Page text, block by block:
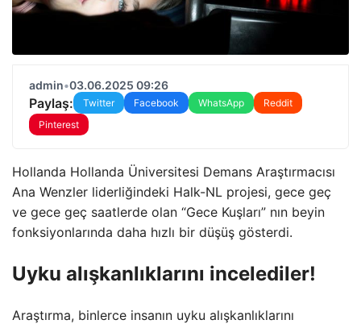
admin•03.06.2025 09:26
Paylaş: Twitter Facebook WhatsApp
Reddit
Pinterest
Hollanda Hollanda Üniversitesi Demans Araştırmacısı
Ana Wenzler liderliğindeki Halk-NL projesi, gece geç
ve gece geç saatlerde olan “Gece Kuşları” nın beyin
fonksiyonlarında daha hızlı bir düşüş gösterdi.
Uyku alışkanlıklarını incelediler!
Araştırma, binlerce insanın uyku alışkanlıklarını